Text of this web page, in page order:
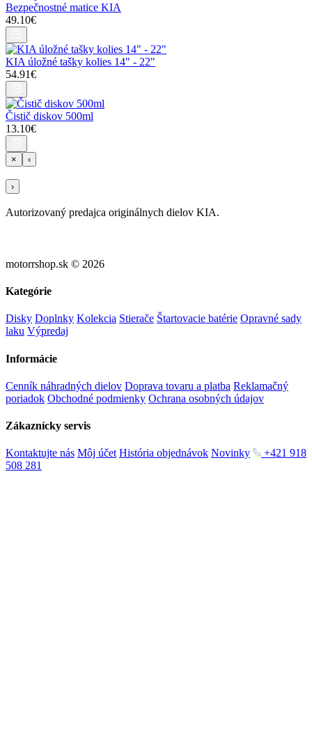
Bezpečnostné matice KIA
49.10€
KIA úložné tašky kolies 14" - 22"
54.91€
Čistič diskov 500ml
13.10€
× ‹
›
Autorizovaný predajca originálnych dielov KIA.
motorrshop.sk © 2026
Kategórie
Disky Doplnky Kolekcia Stierače Štartovacie batérie Opravné sady
laku Výpredaj
Informácie
Cenník náhradných dielov Doprava tovaru a platba Reklamačný
poriadok Obchodné podmienky Ochrana osobných údajov
Zákaznícky servis
Kontaktujte nás Môj účet História objednávok Novinky
+421 918
508 281